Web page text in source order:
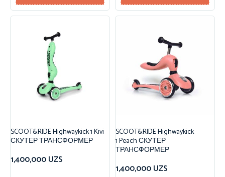
SCOOT&RIDE Highwaykick 1 Kivi
СКУТЕР ТРАНСФОРМЕР
1,400,000UZS
SCOOT&RIDE Highwaykick
1 Peach СКУТЕР
ТРАНСФОРМЕР
1,400,000UZS